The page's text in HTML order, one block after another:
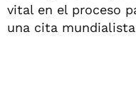
vital en el proceso
una cita mundialista